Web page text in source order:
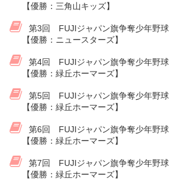
【優勝：三角山キッズ】
第3回 FUJIジャパン旗争奪少年野
【優勝：ニュースターズ】
第4回 FUJIジャパン旗争奪少年野
【優勝：緑丘ホーマーズ】
第5回 FUJIジャパン旗争奪少年野
【優勝：緑丘ホーマーズ】
第6回 FUJIジャパン旗争奪少年野
【優勝：緑丘ホーマーズ】
第7回 FUJIジャパン旗争奪少年野
【優勝：緑丘ホーマーズ】